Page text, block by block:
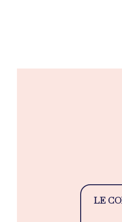
LE